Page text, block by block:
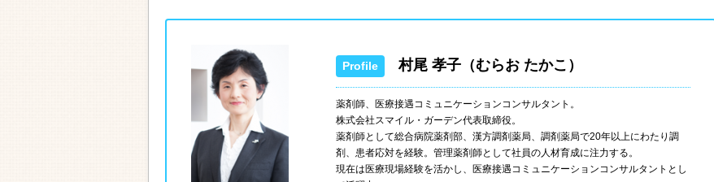
村尾 孝子（むらお たかこ）
薬剤師、医療接遇コミュニケーションコンサルタント。
株式会社スマイル・ガーデン代表取締役。
薬剤師として総合病院薬剤部、漢方調剤薬局、調剤薬局で20年以上にわたり調
剤、患者応対を経験。管理薬剤師として社員の人材育成に注力する。
現在は医療現場経験を活かし、医療接遇コミュニケーションコンサルタントとし